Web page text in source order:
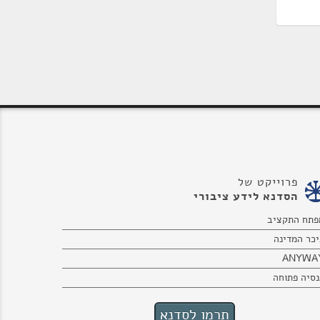
פרוייקט של
הסדנא לידע ציבורי
התקציב
המדינה
פתוחה